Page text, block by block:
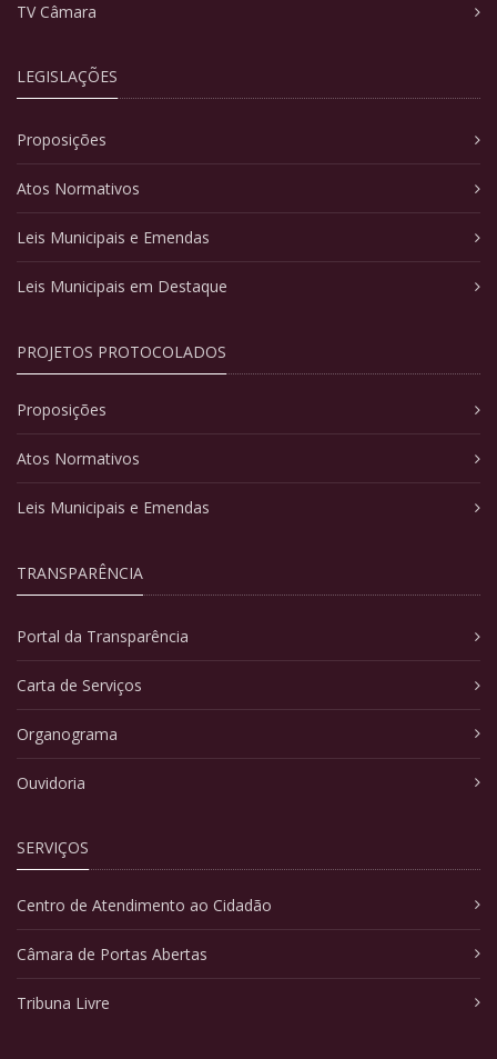
TV Câmara
LEGISLAÇÕES
Proposições
Atos Normativos
Leis Municipais e Emendas
Leis Municipais em Destaque
PROJETOS PROTOCOLADOS
Proposições
Atos Normativos
Leis Municipais e Emendas
TRANSPARÊNCIA
Portal da Transparência
Carta de Serviços
Organograma
Ouvidoria
SERVIÇOS
Centro de Atendimento ao Cidadão
Câmara de Portas Abertas
Tribuna Livre